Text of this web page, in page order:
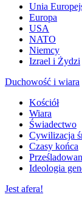
Unia
Europa
USA
NATO
Niemcy
Izrael i Żydzi
Duchowość i wiara
Kościół
Wiara
Świadectwo
Cywilizacja
Czasy końca
Ideologia
Jest afera!